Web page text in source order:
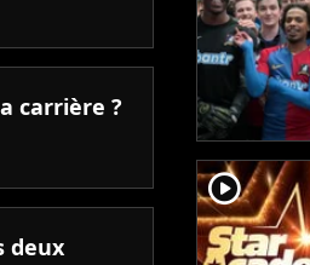
carrière ?
deux
player2